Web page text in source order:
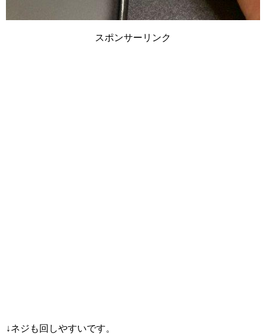
スポンサーリンク
↓ネジも回しやすいです。